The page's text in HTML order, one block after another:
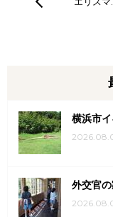
横浜市
外交官